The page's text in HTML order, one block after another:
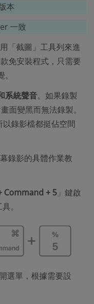
本
一致
「截圖」工具列來進
免安裝程式，只需要
系統聲音。如果錄製
面變黑而無法錄製。
以錄影檔都挺佔空間
錄影的具體作業教
Command + 5 」鍵啟
。
選單，根據需要設